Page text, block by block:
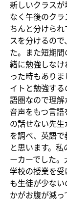
新しいクラス
なく午後のク
ちんと分けら
スを分けるの
た。また短期
緒に勉強しな
った時もあり
イトと勉強す
語圏なので理解
音声をもつ言
の話せない先
を調べ、英語
と思います。
ーカーでした
学校の授業を
も生徒が少な
かがお腹が減